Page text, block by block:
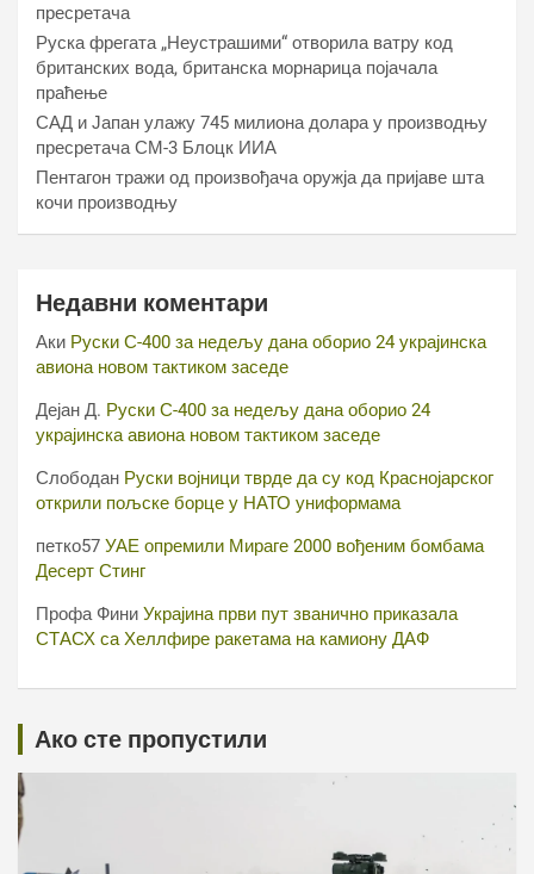
пресретача
Руска фрегата „Неустрашими“ отворила ватру код
британских вода, британска морнарица појачала
праћење
САД и Јапан улажу 745 милиона долара у производњу
пресретача СМ-3 Блоцк ИИА
Пентагон тражи од произвођача оружја да пријаве шта
кочи производњу
Недавни коментари
Аки Руски С-400 за недељу дана оборио 24 украјинска
авиона новом тактиком заседе
Дејан Д. Руски С-400 за недељу дана оборио 24
украјинска авиона новом тактиком заседе
Слободан Руски војници тврде да су код Краснојарског
открили пољске борце у НАТО униформама
петко57 УАЕ опремили Мираге 2000 вођеним бомбама
Десерт Стинг
Профа Фини Украјина први пут званично приказала
СТАСХ са Хеллфире ракетама на камиону ДАФ
Ако сте пропустили